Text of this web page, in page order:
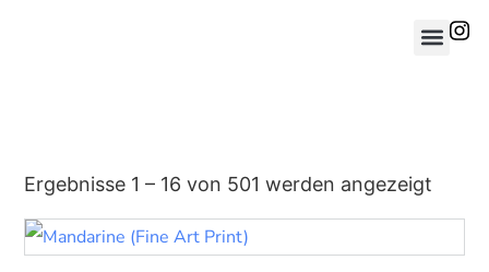
Ergebnisse 1 – 16 von 501 werden angezeigt